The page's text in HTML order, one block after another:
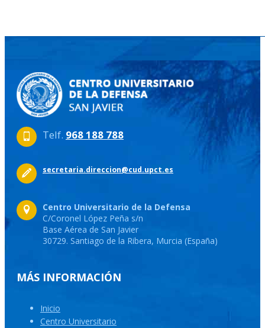
Telf. 968 188 788
secretaria.direccion@cud.upct.es
Centro Universitario de la Defensa
C/Coronel López Peña s/n
Base Aérea de San Javier
30729. Santiago de la Ribera, Murcia (España)
MÁS INFORMACIÓN
Inicio
Centro Universitario